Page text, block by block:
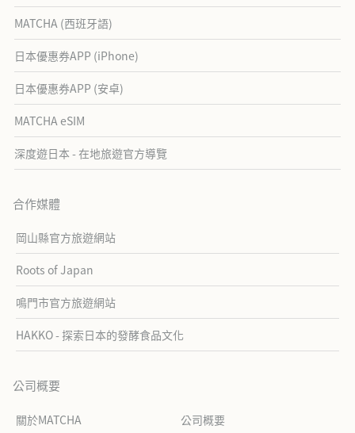
MATCHA (西班牙語)
日本優惠券APP (iPhone)
日本優惠券APP (安卓)
MATCHA eSIM
深度遊日本 - 在地旅遊官方導覽
合作媒體
岡山縣官方旅遊網站
Roots of Japan
鳴門市官方旅遊網站
HAKKO - 探索日本的發酵食品文化
公司概要
關於MATCHA 公司概要